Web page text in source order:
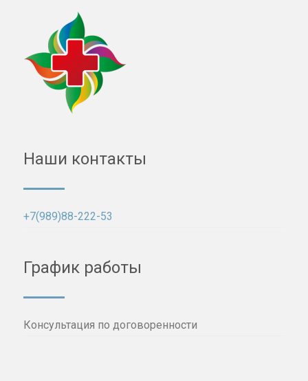
Наши контакты
+7(989)88-222-53
График работы
Консультация по договоренности